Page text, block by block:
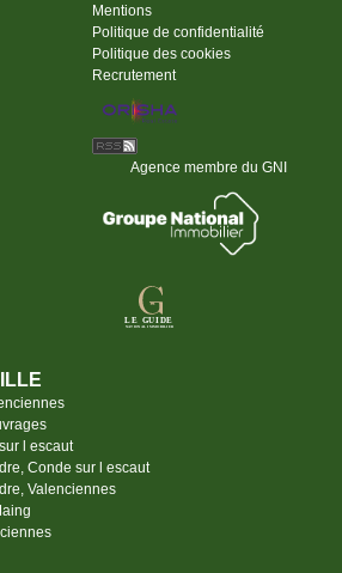
Mentions
Politique de confidentialité
Politique des cookies
Recrutement
Agence membre du GNI
l escaut
Conde sur l escaut
Valenciennes